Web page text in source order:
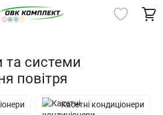
та системи
повітря
Касетні кондиціонери